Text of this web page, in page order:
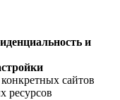
и
сайтов
ресурсов